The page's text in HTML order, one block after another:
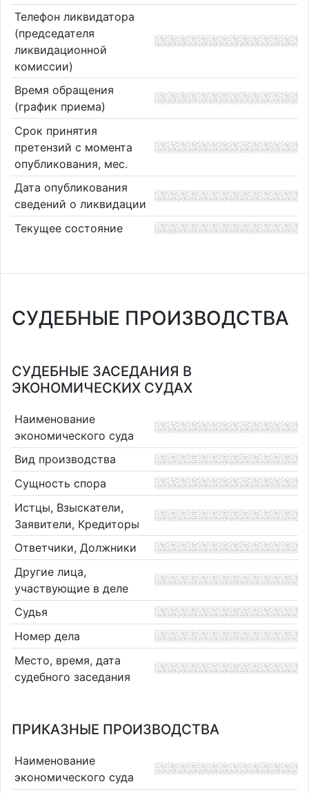
Телефон ликвидатора
(председателя
ликвидационной
комиссии)
Время обращения
(график приема)
Срок принятия
претензий с момента
опубликования, мес.
Дата опубликования
сведений о ликвидации
Текущее состояние
СУДЕБНЫЕ ПРОИЗВОДСТВА
СУДЕБНЫЕ ЗАСЕДАНИЯ В
ЭКОНОМИЧЕСКИХ СУДАХ
Наименование
экономического суда
Вид производства
Сущность спора
Истцы, Взыскатели,
Заявители, Кредиторы
Ответчики, Должники
Другие лица,
участвующие в деле
Судья
Номер дела
Место, время, дата
судебного заседания
ПРИКАЗНЫЕ ПРОИЗВОДСТВА
Наименование
экономического суда